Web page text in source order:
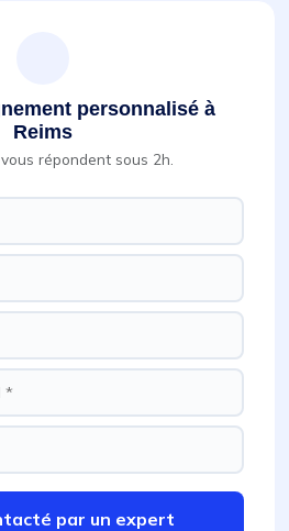
personnalisé à
Reims
répondent sous 2h.
par un expert